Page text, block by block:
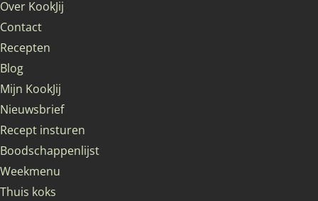
Over KookJij
Contact
Recepten
Blog
Mijn KookJij
Nieuwsbrief
Recept insturen
Boodschappenlijst
Weekmenu
Thuis koks